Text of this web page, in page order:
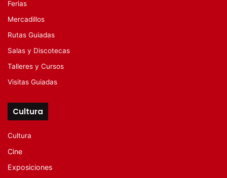
Ferias
Mercadillos
Rutas Guiadas
Salas y Discotecas
Talleres y Cursos
Visitas Guiadas
Cultura
Cultura
Cine
Exposiciones